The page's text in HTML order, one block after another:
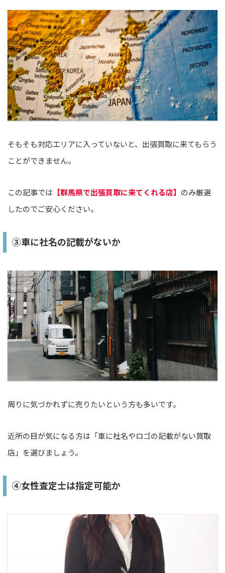
そもそも対応エリアに入っていないと、出張買取に来てもらう
ことができません。
この記事では 【群馬県で出張買取に来てくれる店】 のみ厳選
したのでご安心ください。
③車に社名の記載がないか
周りに気づかれずに売りたいという方も多いです。
近所の目が気になる方は「車に社名やロゴの記載がない買取
店」を選びましょう。
④女性査定士は指定可能か